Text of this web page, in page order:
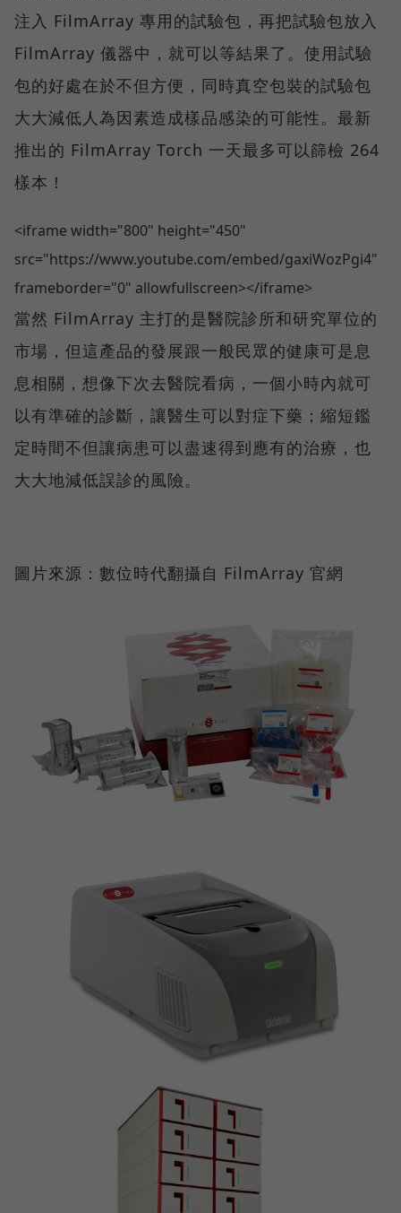
注入 FilmArray 專用的試驗包，再把試驗包放入
FilmArray 儀器中，就可以等結果了。使用試驗
包的好處在於不但方便，同時真空包裝的試驗包
大大減低人為因素造成樣品感染的可能性。最新
推出的 FilmArray Torch 一天最多可以篩檢 264
樣本！
<iframe width="800" height="450"
src="https://www.youtube.com/embed/gaxiWozPgi4"
frameborder="0" allowfullscreen></iframe>
當然 FilmArray 主打的是醫院診所和研究單位的
市場，但這產品的發展跟一般民眾的健康可是息
息相關，想像下次去醫院看病，一個小時內就可
以有準確的診斷，讓醫生可以對症下藥；縮短鑑
定時間不但讓病患可以盡速得到應有的治療，也
大大地減低誤診的風險。
圖片來源：數位時代翻攝自 FilmArray 官網